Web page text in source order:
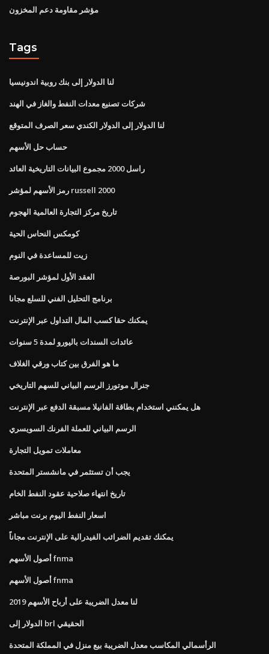
مؤشر مقاومة دعم المخزون
Tags
لنا الدولار إلى بنك روبية اندونيسيا
شركات تصنيع معدات النفط والغاز في الهند
لنا الدولار إلى الدولار الكندي سعر الصرف المتوقع
حساب حل الأسهم
راسل 2000 مجموع البيانات التاريخية العائد
رمز الأسهم لمؤشر russell 2000
تاريخ مركز التجارة العالمية الهجوم
كومكس النحاس الحية
زيت للمساعدة في النوم
العقد الأول لمؤشر البورصة
برنامج التحليل الفني للسلع مجانا
يمكنك حقا كسب المال التداول عبر الإنترنت
عائدات السندات باليورو لمدة 5 سنوات
ما هو الفرق بين كتاب ورقي الغلاف
جنرال موتورز الرسم البياني للسهم التاريخي
هل يمكنني استخدام بطاقة الفانيلا مسبقة الدفع عبر الإنترنت
الرسم البياني للعملة الفرنك السويسري
معاملات تمويل التجارة
يجب أن تستثمر في مانشستر المتحدة
تاريخ انتهاء صلاحية عقود النفط الخام
اسعار النفط اليوم برنت مباشر
يمكنك تقديم الضرائب الفيدرالية على الإنترنت مجاناً
أصول الأسهم fnma
أصول الأسهم fnma
لنا معدل الضريبة على أرباح الأسهم 2019
الدولار إلى brl الحقيقي
الرأسمالي المكاسب معدل الضريبة بيع منزل في المملكة المتحدة